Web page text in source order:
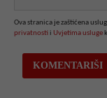
Ova stranica je zaštićena
privatnosti i Uvjetima usluge